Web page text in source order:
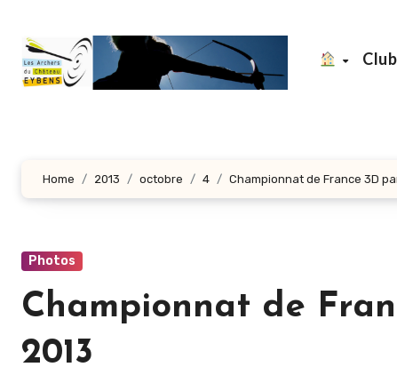
contenu
principal
Club
Home 2013 octobre 4 Championnat de France 3D
Photos
Championnat de
2013